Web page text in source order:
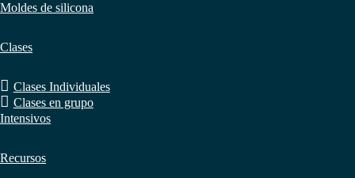
Moldes de silicona
Clases
Clases Individuales
Clases en grupo
Intensivos
Recursos